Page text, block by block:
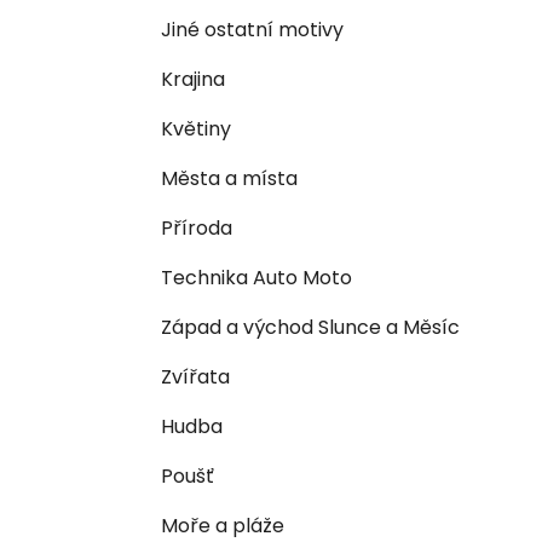
Jiné ostatní motivy
Krajina
Květiny
Města a místa
Příroda
Technika Auto Moto
Západ a východ Slunce a Měsíc
Zvířata
Hudba
Poušť
Moře a pláže